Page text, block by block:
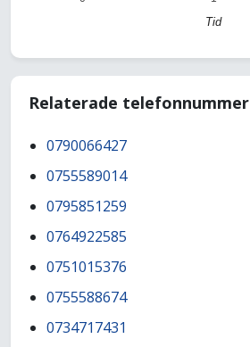
Tid
Relaterade telefonnummer
0790066427
0755589014
0795851259
0764922585
0751015376
0755588674
0734717431